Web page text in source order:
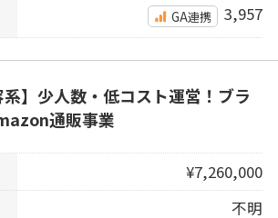
GA連携 3,957
】少人数・低コスト運営！ブラ
通販事業
¥7,260,000
不明